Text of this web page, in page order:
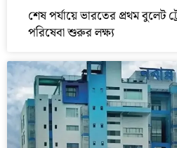
শেষ পর্যায়ে ভারতের প্রথম বুলেট
পরিষেবা শুরুর লক্ষ্য